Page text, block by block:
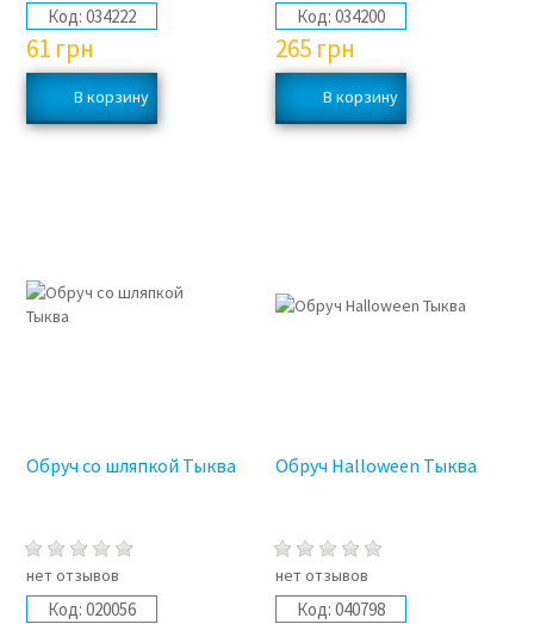
Код: 034222
61 грн
Код: 034200
265 грн
Обруч со шляпкой Тыква
нет отзывов
Код: 020056
Обруч Halloween Тыква
нет отзывов
Код: 040798